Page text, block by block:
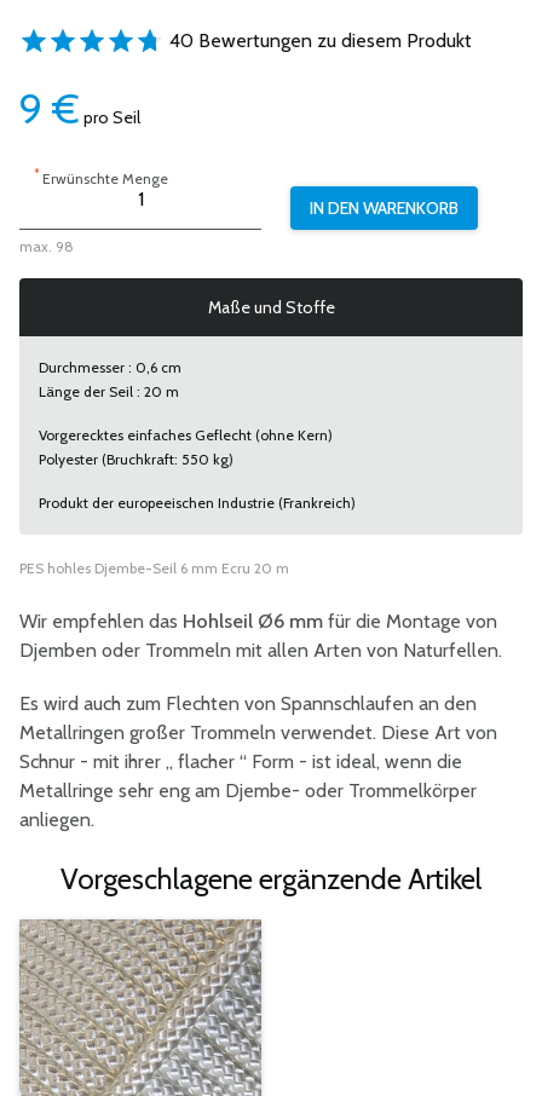
40 Bewertungen zu diesem Produkt
9 € pro Seil
*Erwünschte Menge
max. 98
Maße und Stoffe
Durchmesser : 0,6 cm
Länge der Seil : 20 m
Vorgerecktes einfaches Geflecht (ohne Kern)
Polyester (Bruchkraft: 550 kg)
Produkt der europeeischen Industrie (Frankreich)
PES hohles Djembe-Seil 6 mm Ecru 20 m
Wir empfehlen das Hohlseil Ø6 mm für die Montage von
Djemben oder Trommeln mit allen Arten von Naturfellen.
Es wird auch zum Flechten von Spannschlaufen an den
Metallringen großer Trommeln verwendet. Diese Art von
Schnur - mit ihrer „ flacher “ Form - ist ideal, wenn die
Metallringe sehr eng am Djembe- oder Trommelkörper
anliegen.
Vorgeschlagene ergänzende Artikel